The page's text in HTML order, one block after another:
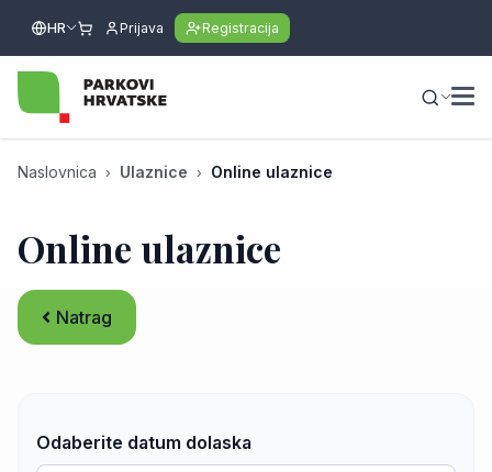
HR Prijava Registracija
Naslovnica Ulaznice Online ulaznice
Online ulaznice
Natrag
Odaberite datum dolaska